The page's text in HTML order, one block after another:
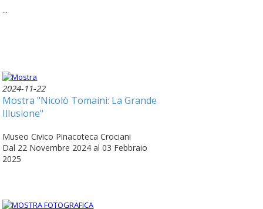
...
2024-11-22
Mostra "Nicolò Tomaini: La Grande
Illusione"
Museo Civico Pinacoteca Crociani
Dal 22 Novembre 2024 al 03 Febbraio
2025